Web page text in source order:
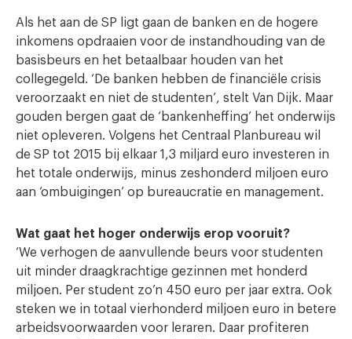
Als het aan de SP ligt gaan de banken en de hogere
inkomens opdraaien voor de instandhouding van de
basisbeurs en het betaalbaar houden van het
collegegeld. ‘De banken hebben de financiële crisis
veroorzaakt en niet de studenten’, stelt Van Dijk. Maar
gouden bergen gaat de ‘bankenheffing’ het onderwijs
niet opleveren. Volgens het Centraal Planbureau wil
de SP tot 2015 bij elkaar 1,3 miljard euro investeren in
het totale onderwijs, minus zeshonderd miljoen euro
aan ‘ombuigingen’ op bureaucratie en management.
Wat gaat het hoger onderwijs erop vooruit?
‘We verhogen de aanvullende beurs voor studenten
uit minder draagkrachtige gezinnen met honderd
miljoen. Per student zo’n 450 euro per jaar extra. Ook
steken we in totaal vierhonderd miljoen euro in betere
arbeidsvoorwaarden voor leraren. Daar profiteren